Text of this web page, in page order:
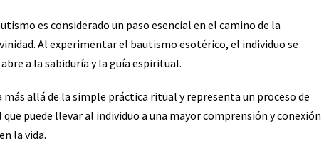
es considerado un paso esencial en el camino de la
Al experimentar el bautismo esotérico, el individuo se
a la sabiduría y la guía espiritual.
allá de la simple práctica ritual y representa un proceso de
puede llevar al individuo a una mayor comprensión y conexión
la vida.